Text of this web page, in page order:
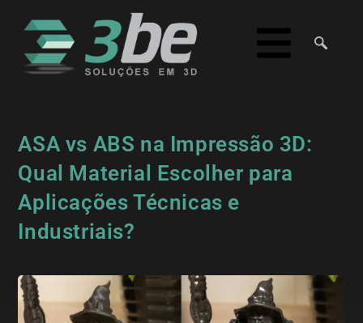
ASA vs ABS na Impressão 3D:
Qual Material Escolher para
Aplicações Técnicas e
Industriais?